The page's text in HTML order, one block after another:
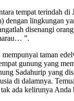
tempat terindah di
dengan lingkungan
disenangi
”.
taman
gunung yang
Sadahurip yang
di dalamnya.
ada kelirunya Anda